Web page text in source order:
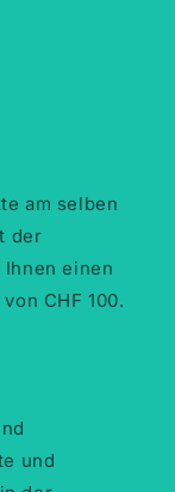
am selben
der
einen
CHF 100.
und